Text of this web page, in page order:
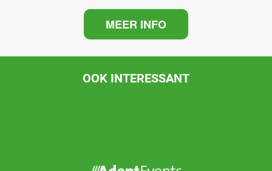
MEER INFO
OOK INTERESSANT